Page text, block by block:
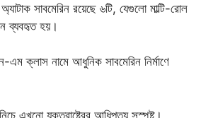
সাবমেরিন রয়েছে ৬টি, যেগুলো মাল্টি-রোল
ব্যবহৃত হয়।
এম ক্লাস নামে আধুনিক সাবমেরিন নির্মাণে
এখনো যুক্তরাষ্ট্রের আধিপত্য সুস্পষ্ট।